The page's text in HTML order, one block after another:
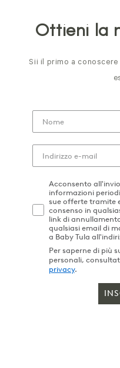
Ottieni la
Sii il primo a
Acconsento
informazioni
sue offerte tramite
consenso in
link di
qualsiasi email di
a Baby Tula
Per saperne di più
personali,
privacy.